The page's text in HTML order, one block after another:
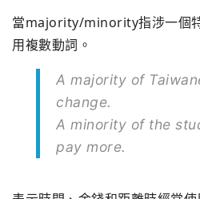
當majority/minority指涉一個
用複數動詞。
A majority of
change.
A minority of the
pay more.